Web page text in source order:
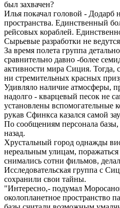
был захвачен?
Илья покачал головой - Додарб
пространства. Единственный
рейсовых кораблей.
Сырьевые разработки не
За время полета группа
сравнительно давно -более
активности мира Сиция. Тогда,
ни стремительных красных
Удивляло наличие атмосферы,
надолго - кварцевый песок не
установлены вспомогательные
рукав Сфинкса казался самой
По сообщениям персонала
назад.
Хрустальный город однажды
нереальным улицам,
снимались сотни фильмов,
Исследовательская группа с
сохранили свои тайны.
"Интересно,- подумал
околопланетное пространство